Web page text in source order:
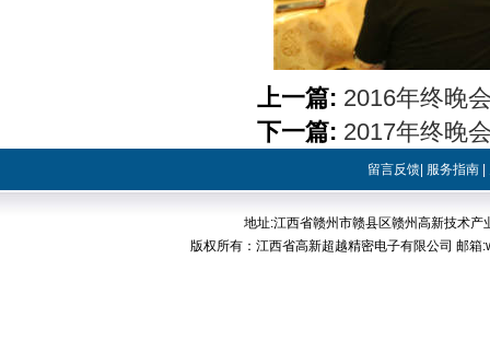
上一篇: 2016年终晚
下一篇: 2017年终晚
留言反馈 服务指南
地址:江西省赣州市赣县区赣州高新技术
版权所有：江西省高新超越精密电子有限公司 邮